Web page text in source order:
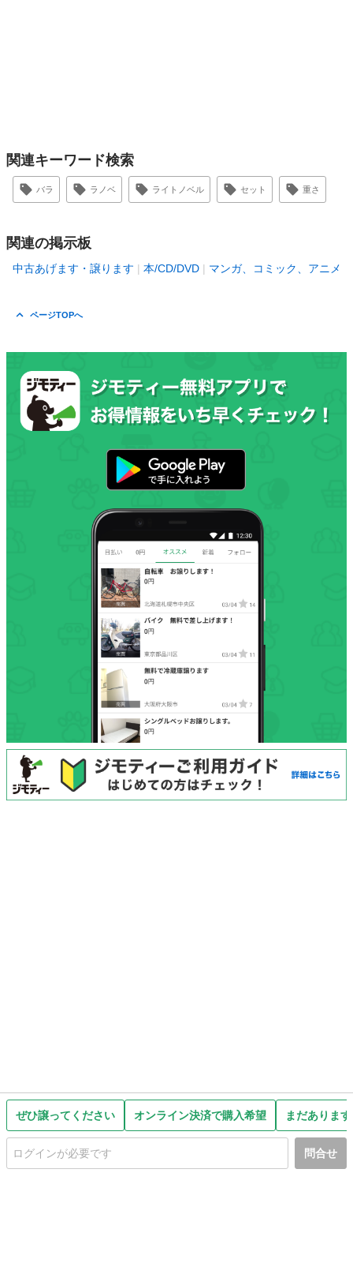
ぜひ譲ってください オンライン決済で購入希望 まだありま
問合せ
関連キーワード検索
バラ ラノベ ライトノベル セット 重さ
関連の掲示板
中古あげます・譲ります 本/CD/DVD マンガ、コミック、アニメ
ページTOPへ